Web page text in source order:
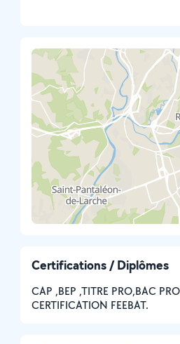
Certifications / Diplômes
CAP ,BEP ,TITRE PRO,BAC PRO
CERTIFICATION FEEBAT.